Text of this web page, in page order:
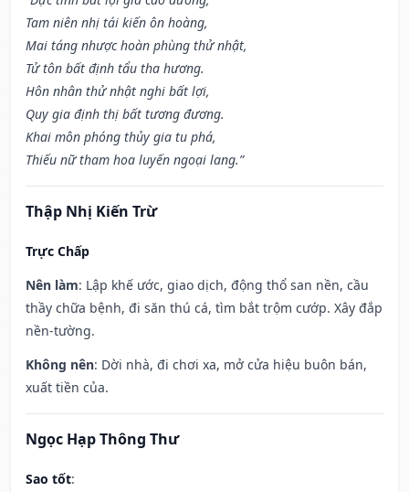
Tam niên nhị tái kiến ôn hoàng,
Mai táng nhược hoàn phùng thử nhật,
Tử tôn bất định tẩu tha hương.
Hôn nhân thử nhật nghi bất lợi,
Quy gia định thị bất tương đương.
Khai môn phóng thủy gia tu phá,
Thiếu nữ tham hoa luyến ngoại lang.”
Thập Nhị Kiến Trừ
Trực Chấp
Nên làm: Lập khế ước, giao dịch, động thổ san nền, cầu
thầy chữa bệnh, đi săn thú cá, tìm bắt trộm cướp. Xây đắp
nền-tường.
Không nên: Dời nhà, đi chơi xa, mở cửa hiệu buôn bán,
xuất tiền của.
Ngọc Hạp Thông Thư
Sao tốt: